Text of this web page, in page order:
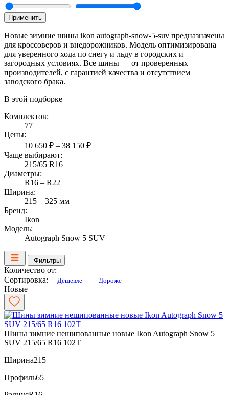
Применить
Новые зимние шины ikon autograph-snow-5-suv предназначены
для кроссоверов и внедорожников. Модель оптимизирована
для уверенного хода по снегу и льду в городских и
загородных условиях. Все шины — от проверенных
производителей, с гарантией качества и отсутствием
заводского брака.
В этой подборке
Комплектов:
77
Цены:
10 650 ₽ – 38 150 ₽
Чаще выбирают:
215/65 R16
Диаметры:
R16 – R22
Ширина:
215 – 325 мм
Бренд:
Ikon
Модель:
Autograph Snow 5 SUV
Фильтры
Количество от:
Сортировка:
Дешевле Дороже
Новые
Шины зимние нешипованные новые Ikon Autograph Snow 5
SUV 215/65 R16 102T
Ширина215
Профиль65